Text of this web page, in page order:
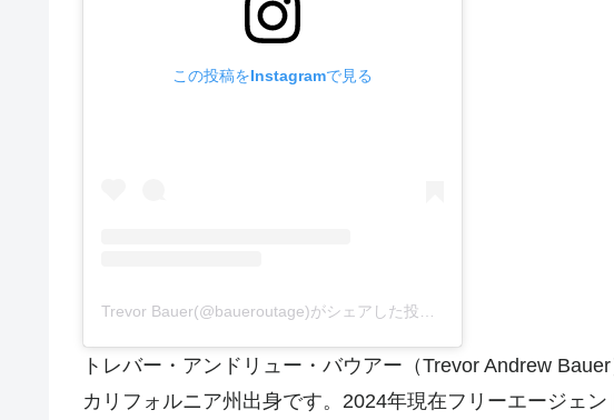
この投稿をInstagramで見る
トレバー・アンドリュー・バウアー（Trevor Andrew
カリフォルニア州出身です。2024年現在フリーエージェ